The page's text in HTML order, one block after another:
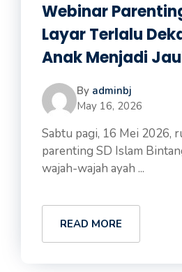
Webinar
Layar Terlalu
Anak Menjadi
By adminbj
May 16, 2026
Sabtu pagi, 16 Mei 2026,
parenting SD Islam
wajah-wajah ayah ...
READ MORE